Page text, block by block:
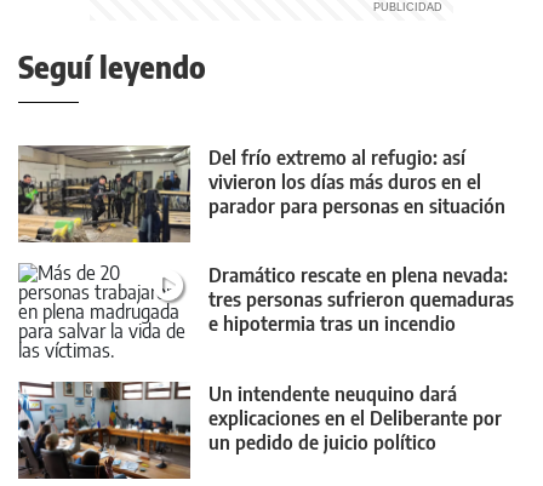
Seguí leyendo
Del frío extremo al refugio: así
vivieron los días más duros en el
parador para personas en situación
Dramático rescate en plena nevada:
tres personas sufrieron quemaduras
e hipotermia tras un incendio
Un intendente neuquino dará
explicaciones en el Deliberante por
un pedido de juicio político